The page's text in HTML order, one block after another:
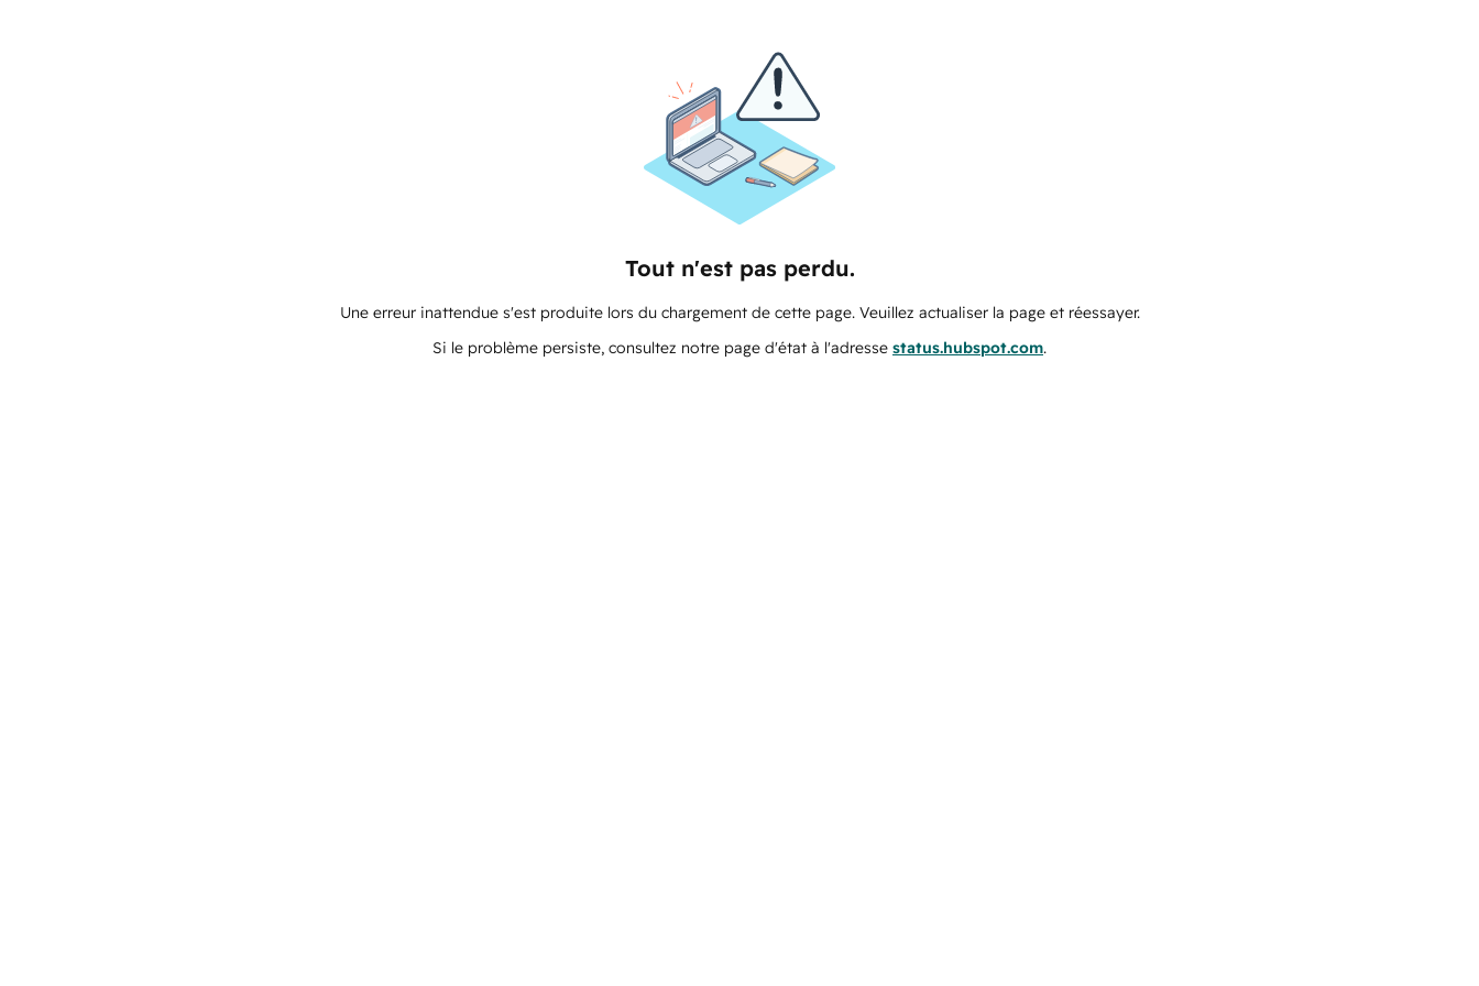
Tout n'est pas perdu.
Une erreur inattendue s'est produite lors du chargement de cette page. Veuillez actualiser la page et réessayer.
Si le problème persiste, consultez notre page d'état à l'adresse status.hubspot.com.